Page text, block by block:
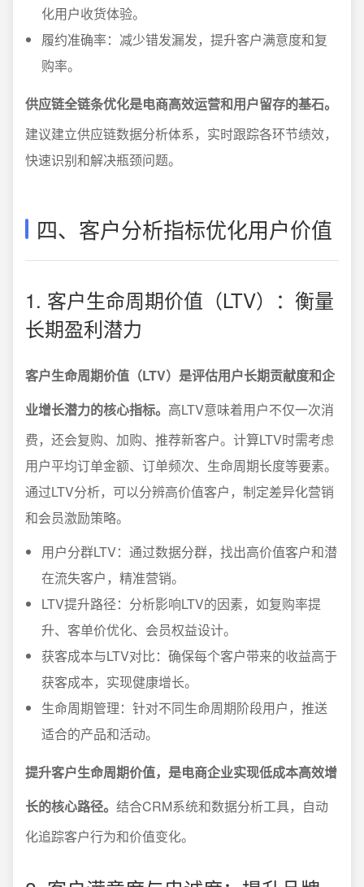
化用户收货体验。
履约准确率：减少错发漏发，提升客户满意度和复
购率。
供应链全链条优化是电商高效运营和用户留存的基石。
建议建立供应链数据分析体系，实时跟踪各环节绩效，
快速识别和解决瓶颈问题。
四、客户分析指标优化用户价值
1. 客户生命周期价值（LTV）：衡量
长期盈利潜力
客户生命周期价值（LTV）是评估用户长期贡献度和企
业增长潜力的核心指标。 高LTV意味着用户不仅一次消
费，还会复购、加购、推荐新客户。计算LTV时需考虑
用户平均订单金额、订单频次、生命周期长度等要素。
通过LTV分析，可以分辨高价值客户，制定差异化营销
和会员激励策略。
用户分群LTV：通过数据分群，找出高价值客户和潜
在流失客户，精准营销。
LTV提升路径：分析影响LTV的因素，如复购率提
升、客单价优化、会员权益设计。
获客成本与LTV对比：确保每个客户带来的收益高于
获客成本，实现健康增长。
生命周期管理：针对不同生命周期阶段用户，推送
适合的产品和活动。
提升客户生命周期价值，是电商企业实现低成本高效增
长的核心路径。 结合CRM系统和数据分析工具，自动
化追踪客户行为和价值变化。